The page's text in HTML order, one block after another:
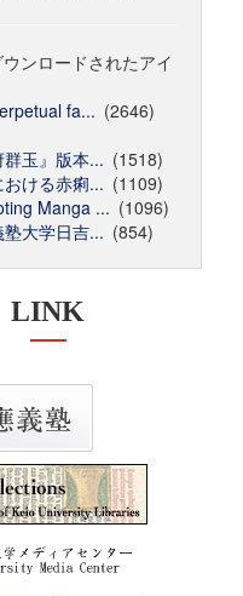
ンロードされたアイ
fa... (2646)
群玉』版本... (1518)
おける赤痢... (1109)
Manga ... (1096)
塾大学日吉... (854)
LINK